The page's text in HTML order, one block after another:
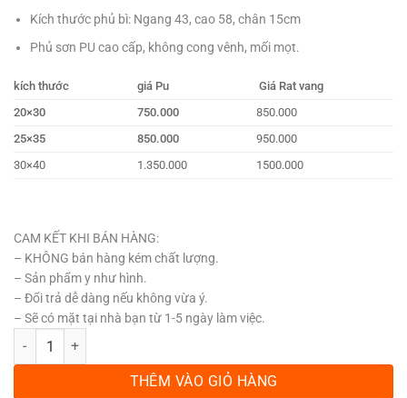
Kích thước phủ bì: Ngang 43, cao 58, chân 15cm
Phủ sơn PU cao cấp, không cong vênh, mối mọt.
kích thước giá Pu
Giá Rat vang
20×30
750.000
850.000
25×35
850.000
950.000
30×40
1.350.000 1500.000
CAM KẾT KHI BÁN HÀNG:
– KHÔNG bán hàng kém chất lượng.
– Sản phẩm y như hình.
– Đổi trả dễ dàng nếu không vừa ý.
– Sẽ có mặt tại nhà bạn từ 1-5 ngày làm việc.
Khung ảnh thờ chạm dơi 20x30 số lượng
THÊM VÀO GIỎ HÀNG